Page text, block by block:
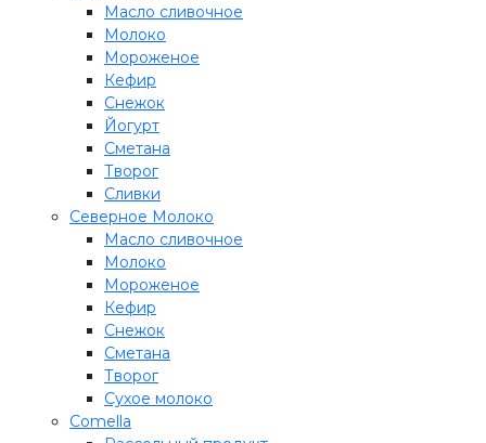
Масло сливочное
Молоко
Мороженое
Кефир
Снежок
Йогурт
Сметана
Творог
Сливки
Северное Молоко
Масло сливочное
Молоко
Мороженое
Кефир
Снежок
Сметана
Творог
Сухое молоко
Comеlla